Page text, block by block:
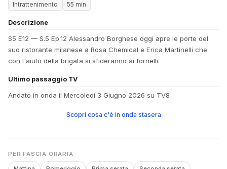
Intrattenimento 55 min
Descrizione
S5 E12 — S.5 Ep.12 Alessandro Borghese oggi apre le porte del
suo ristorante milanese a Rosa Chemical e Erica Martinelli che
con l'aiuto della brigata si sfideranno ai fornelli.
Ultimo passaggio TV
Andato in onda il Mercoledì 3 Giugno 2026 su TV8
Scopri cosa c'è in onda stasera
PER FASCIA ORARIA